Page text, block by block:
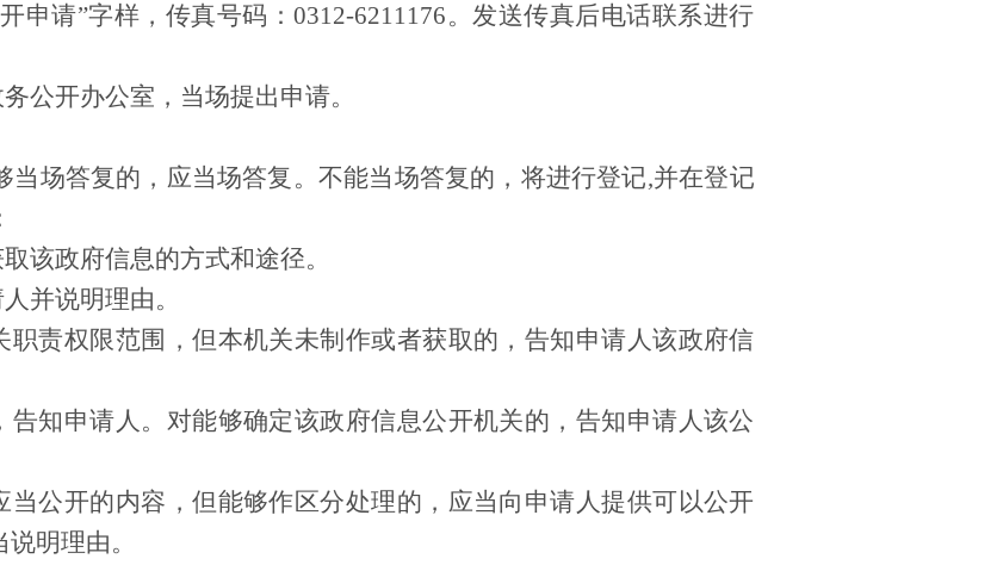
申请”字样，传真号码：0312-6211176。发送传真后电话联系进行
公开办公室，当场提出申请。
场答复的，应当场答复。不能当场答复的，将进行登记,并在登记
该政府信息的方式和途径。
并说明理由。
职责权限范围，但本机关未制作或者获取的，告知申请人该政府信
知申请人。对能够确定该政府信息公开机关的，告知申请人该公
当公开的内容，但能够作区分处理的，应当向申请人提供可以公开
明理由。